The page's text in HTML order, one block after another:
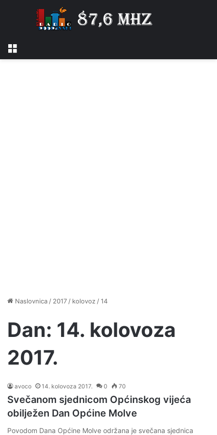
Naslovnica / 2017 / kolovoz /14
Dan: 14. kolovoza
2017.
avoco 14. kolovoza 2017. 0 70
Svečanom sjednicom Općinskog vijeća
obilježen Dan Općine Molve
Povodom Dana Općine Molve održana je svečana sjednica